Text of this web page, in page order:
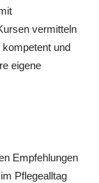
vermitteln
und
eigene
Empfehlungen
Pflegealltag